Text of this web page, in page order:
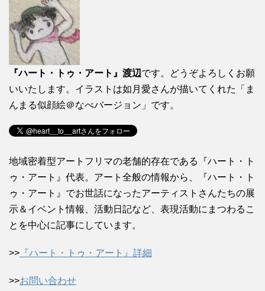
『ハート・トゥ・アート』渡辺です。どうぞよろしくお願
いいたします。イラストは如月愛さんが描いてくれた「ま
んまる似顔絵＠なべバージョン」です。
地域密着型アートフリマの老舗的存在である『ハート・ト
ゥ・アート』代表。アート全般の情報から、『ハート・ト
ゥ・アート』でお世話になったアーティストさんたちの展
示＆イベント情報、活動日記など、表現活動にまつわるこ
とを中心に記事にしています。
>> 『ハート・トゥ・アート』詳細
>>お問い合わせ